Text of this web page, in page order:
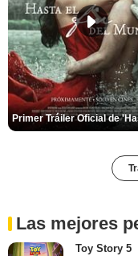
Las mejores
Toy Story 5